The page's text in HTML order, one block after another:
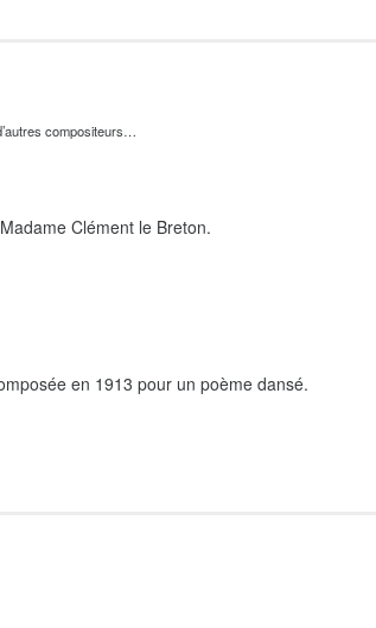
compositeurs…
Clément le Breton.
en 1913 pour un poème dansé.